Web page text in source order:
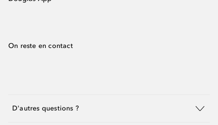
On reste en contact
D'autres questions ?